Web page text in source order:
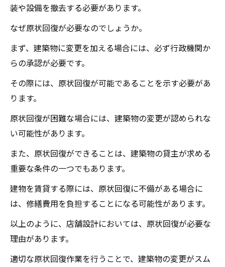
装や設備を撤去する必要があります。
なぜ原状回復が必要なのでしょうか。
まず、建築物に変更を加える場合には、必ず行政機関か
らの承認が必要です。
その際には、原状回復が可能であることを示す必要があ
ります。
原状回復が困難な場合には、建築物の変更が認められな
い可能性があります。
また、原状回復ができることは、建築物の貸主が求める
重要な条件の一つでもあります。
建物を賃貸する際には、原状回復に不備がある場合に
は、修繕費用を負担することになる可能性があります。
以上のように、店舗設計においては、原状回復が必要な
理由があります。
適切な原状回復作業を行うことで、建築物の変更がスム